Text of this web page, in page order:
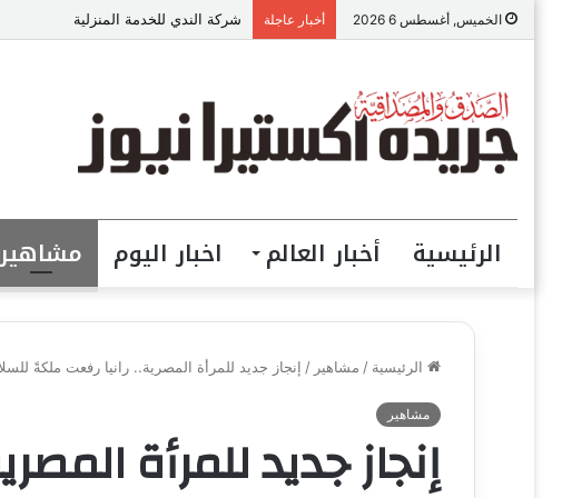
الخميس, أغسطس 6 2026 أخبار عاجلة شركة الندي للخدمة المنزلية
الرئيسية أخبار العالم اخبار اليوم مشاهير
الرئيسية / مشاهير / إنجاز جديد للمرأة المصرية.. رانيا رفعت ملكةً للسلام
مشاهير
إنجاز جديد للمرأة